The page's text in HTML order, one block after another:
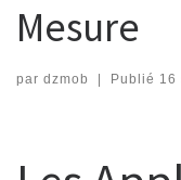
Mesure
par dzmob | Publié 16